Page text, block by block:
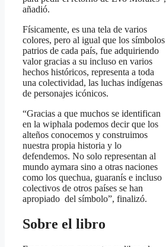
añadió.
Físicamente, es una tela de varios
colores, pero al igual que los símbolos
patrios de cada país, fue adquiriendo
valor gracias a su incluso en varios
hechos históricos, representa a toda
una colectividad, las luchas indígenas
de personajes icónicos.
“Gracias a que muchos se identifican
en la wiphala podemos decir que los
alteños conocemos y construimos
nuestra propia historia y lo
defendemos. No solo representan al
mundo aymara sino a otras naciones
como los quechua, guaranís e incluso
colectivos de otros países se han
apropiado del símbolo”, finalizó.
Sobre el libro